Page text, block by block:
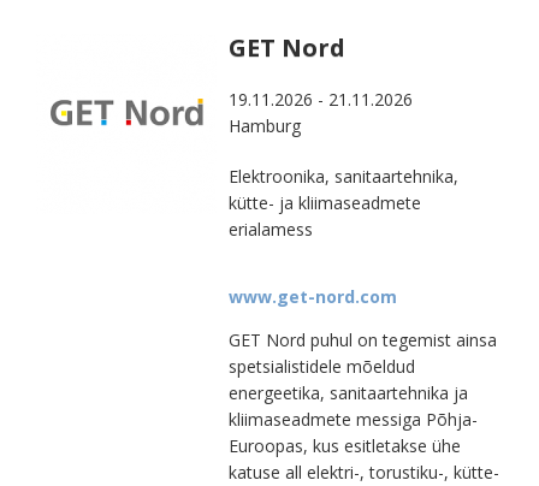
GET Nord
19.11.2026 - 21.11.2026
Hamburg
Elektroonika, sanitaartehnika,
kütte- ja kliimaseadmete
erialamess
www.get-nord.com
GET Nord puhul on tegemist ainsa
spetsialistidele mõeldud
energeetika, sanitaartehnika ja
kliimaseadmete messiga Põhja-
Euroopas, kus esitletakse ühe
katuse all elektri-, torustiku-, kütte-